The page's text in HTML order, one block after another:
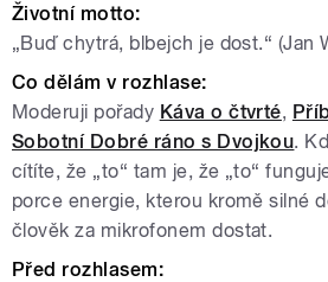
Životní motto:
„Buď chytrá, blbejch je dost.“ (Jan
Co dělám v rozhlase:
Moderuji pořady Káva o čtvrté,
Sobotní Dobré ráno s Dvojkou.
cítíte, že „to“ tam je, že „to“
porce energie, kterou kromě silné
člověk za mikrofonem dostat.
Před rozhlasem: